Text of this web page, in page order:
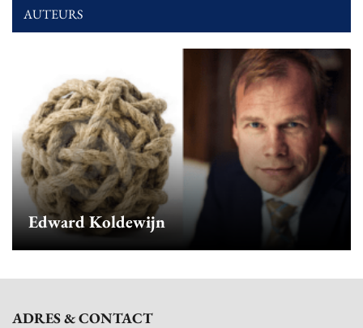
AUTEURS
Edward Koldewijn
ADRES & CONTACT